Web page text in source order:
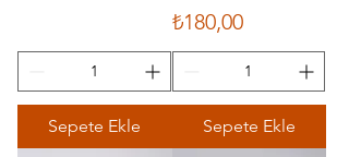
Sepete Ekle
Fiyat
₺180,00
Sepete Ekle